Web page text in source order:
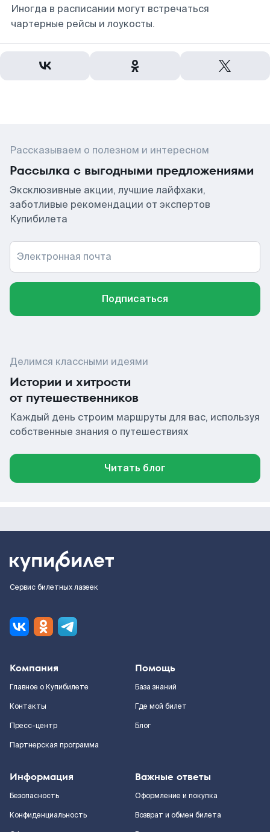
Иногда в расписании могут встречаться
чартерные рейсы и лоукосты.
Рассказываем о полезном и интересном
Рассылка с выгодными предложениями
Эксклюзивные акции, лучшие лайфхаки,
заботливые рекомендации от экспертов
Купибилета
Электронная почта
Подписаться
Делимся классными идеями
Истории и хитрости
от путешественников
Каждый день строим маршруты для вас, используя
собственные знания о путешествиях
Читать блог
Сервис билетных лазеек
Компания
Главное о Купибилете
Контакты
Пресс-центр
Партнерская программа
Помощь
База знаний
Где мой билет
Блог
Информация
Безопасность
Конфиденциальность
Важные ответы
Оформление и покупка
Возврат и обмен билета